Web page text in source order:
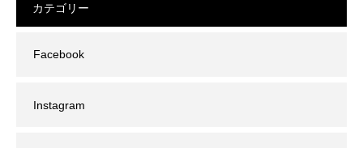
カテゴリー
Facebook
Instagram